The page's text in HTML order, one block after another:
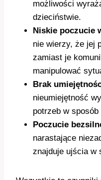
możliwości
dzieciństwie.
Niskie poczucie
nie wierzy, że jej
zamiast je
manipulować
Brak
nieumiejętność
potrzeb w
Poczucie
narastające
znajduje ujścia w